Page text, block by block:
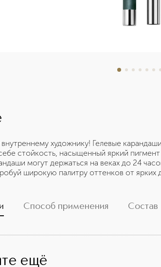
художнику! Гелевые
стойкость, насыщенный яркий
могут держаться на веках до 24
широкую палитру оттенков от ярких
Способ применения Состав
ещё